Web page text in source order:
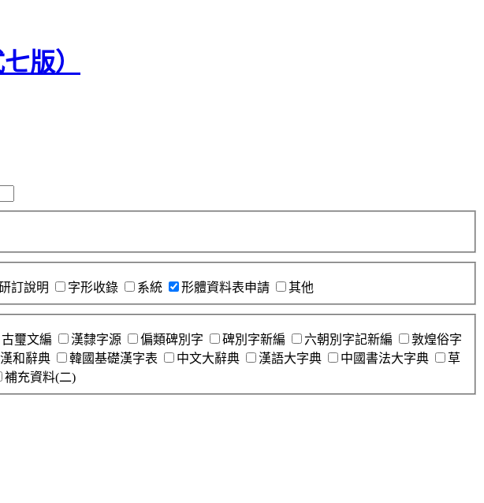
訂說明 字形收錄 系統 形體資料表申請 其他
古璽文編 漢隸字源 偏類碑別字 碑別字新編 六朝別字記新編
敦煌俗字
和辭典 韓國基礎漢字表 中文大辭典 漢語大字典 中國書法大字典
草
補充資料(二)